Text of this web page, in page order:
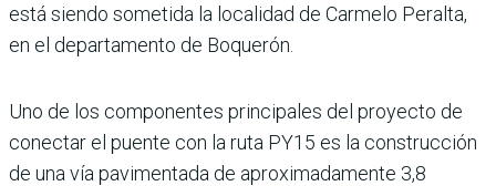
está siendo sometida la loca­lidad de Carmelo Peralta,
en el departamento de Boque­rón.
Uno de los componentes principales del proyecto de
conectar el puente con la ruta PY15 es la construcción
de una vía pavimentada de apro­ximadamente 3,8